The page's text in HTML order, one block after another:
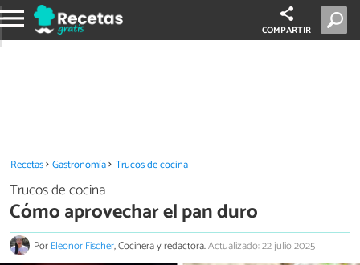
COMPARTIR
Recetas Gastronomía Trucos de cocina
Trucos de cocina
Cómo aprovechar el pan duro
PorEleonor Fischer, Cocinera y redactora.Actualizado: 22 julio 2025